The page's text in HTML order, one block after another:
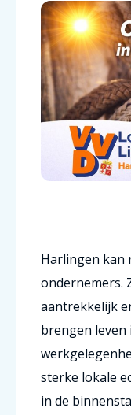
Harlingen kan
ondernemers.
aantrekkelijk
brengen leven
sterke lokale
in de